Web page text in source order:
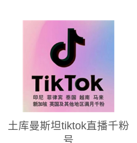
土库曼斯坦tiktok直播千粉
号